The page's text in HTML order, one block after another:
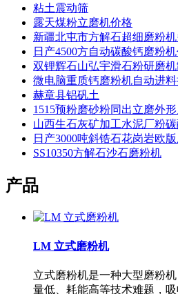
粘土震动筛
露天煤粉立磨机价格
新疆北屯市方解石超细磨粉
日产4500方自动碳酸钙磨粉
双锂辉石山弘宇滑石粉研磨
微电脑重质钙磨粉机自动进
赫章县铝矾土
1515预粉磨砂粉同出立磨外
山西生石灰矿加工水泥厂粉
日产3000吨斜锆石花岗岩欧
SS10350方解石沙石磨粉机
产品
LM 立式磨粉机
立式磨粉机是一种大型磨粉
量低、耗能高等技术难题，